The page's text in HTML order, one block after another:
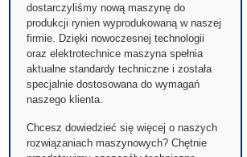
dostarczyliśmy nową maszynę do
produkcji rynien wyprodukowaną w naszej
firmie. Dzięki nowoczesnej technologii
oraz elektrotechnice maszyna spełnia
aktualne standardy techniczne i została
specjalnie dostosowana do wymagań
naszego klienta.
Chcesz dowiedzieć się więcej o naszych
rozwiązaniach maszynowych? Chętnie